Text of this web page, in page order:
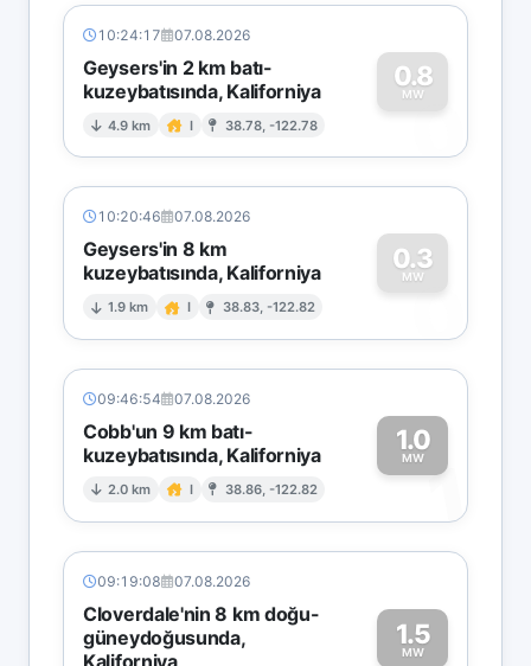
10:24:17 07.08.2026
Geysers'in 2 km batı-
kuzeybatısında, Kaliforniya
4.9 km I 38.78, -122.78
0.8
MW
0
10:20:46 07.08.2026
Geysers'in 8 km
kuzeybatısında, Kaliforniya
1.9 km I 38.83, -122.82
0.3
MW
0
09:46:54 07.08.2026
Cobb'un 9 km batı-
kuzeybatısında, Kaliforniya
2.0 km I 38.86, -122.82
1.0
MW1
09:19:08 07.08.2026
Cloverdale'nin 8 km doğu-
güneydoğusunda,
Kaliforniya
1.5
MW